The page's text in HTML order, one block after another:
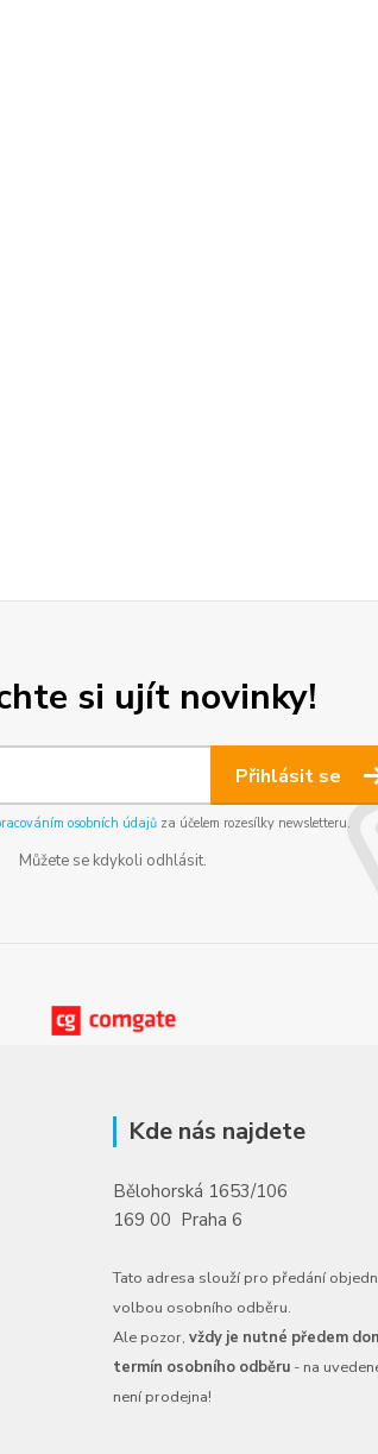
si ujít novinky!
Přihlásit se
osobních údajůza účelem rozesílky newsletteru.
Můžete se kdykoli odhlásit.
Kde nás najdete
Bělohorská 1653/106
169 00 Praha 6
Tato adresa slouží pro předání
volbou osobního odběru.
Ale pozor, vždy je nutné předem
termín osobního odběru - na
není prodejna!